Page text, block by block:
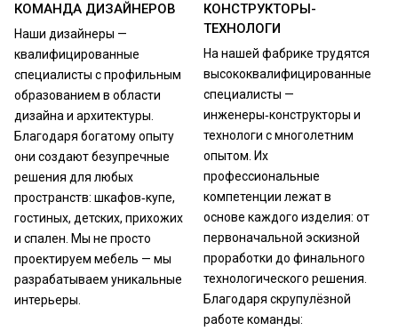
КОМАНДА ДИЗАЙНЕРОВ
Наши дизайнеры —
квалифицированные
специалисты с профильным
образованием в области
дизайна и архитектуры.
Благодаря богатому опыту
они создают безупречные
решения для любых
пространств: шкафов‑купе,
гостиных, детских, прихожих
и спален. Мы не просто
проектируем мебель — мы
разрабатываем уникальные
интерьеры.
КОНСТРУКТОРЫ-
ТЕХНОЛОГИ
На нашей фабрике трудятся
высококвалифицированные
специалисты —
инженеры‑конструкторы и
технологи с многолетним
опытом. Их
профессиональные
компетенции лежат в
основе каждого изделия: от
первоначальной эскизной
проработки до финального
технологического решения.
Благодаря скрупулёзной
работе команды: